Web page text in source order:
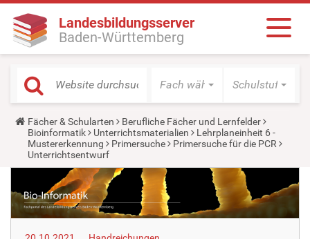
Landesbildungsserver
Baden-Württemberg
Fach wählen Schulstufe
Y
o
u
a
r
e
r
e
Fächer & Schularten
Berufliche Fächer und Lernfelder
Bioinformatik
Unterrichtsmaterialien
Lehrplaneinheit 6 -
Mustererkennung
Primersuche
Primersuche für die PCR
Unterrichtsentwurf